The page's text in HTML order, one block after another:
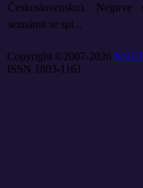
Československu).
seznámit se spi...
Copyright ©2007-2026
ISSN 1803-1161